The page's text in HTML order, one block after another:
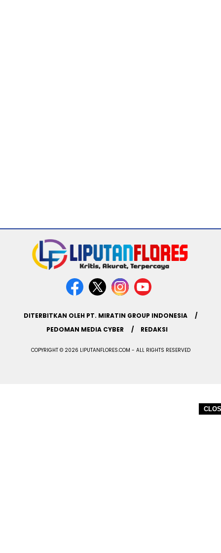
DITERBITKAN OLEH PT. MIRATIN GROUP INDONESIA
PEDOMAN MEDIA CYBER
REDAKSI
COPYRIGHT © 2026 LIPUTANFLORES.COM - ALL RIGHTS RESERVED